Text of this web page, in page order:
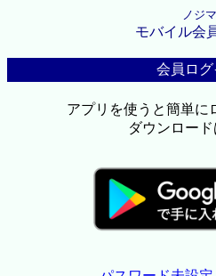
ノジマ
モバイル会
会員ログ
アプリを使うと簡単に
ダウンロー